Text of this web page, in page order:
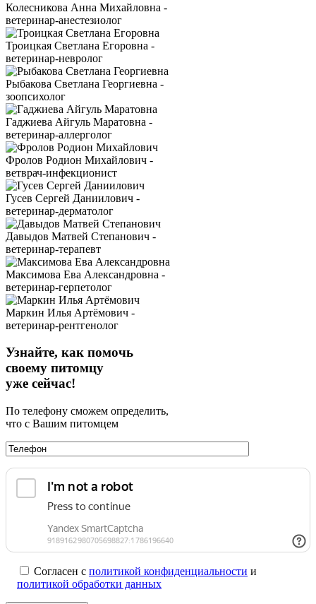
Колесникова Анна Михайловна -
ветеринар-анестезиолог
Троицкая Светлана Егоровна -
ветеринар-невролог
Рыбакова Светлана Георгиевна -
зоопсихолог
Гаджиева Айгуль Маратовна -
ветеринар-аллерголог
Фролов Родион Михайлович -
ветврач-инфекционист
Гусев Сергей Даниилович -
ветеринар-дерматолог
Давыдов Матвей Степанович -
ветеринар-терапевт
Максимова Ева Александровна -
ветеринар-герпетолог
Маркин Илья Артёмович -
ветеринар-рентгенолог
Узнайте, как помочь
своему питомцу
уже сейчас!
По телефону сможем определить,
что с Вашим питомцем
Согласен с политикой конфиденциальности и
политикой обработки данных